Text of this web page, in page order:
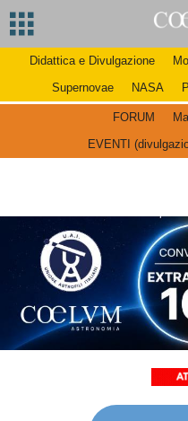
Didattica e Divulgazione
Supernovae
NASA
FORUM
EVENTI